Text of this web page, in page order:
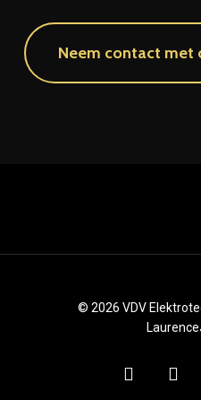
Neem contact met
© 2026 VDV
facebook